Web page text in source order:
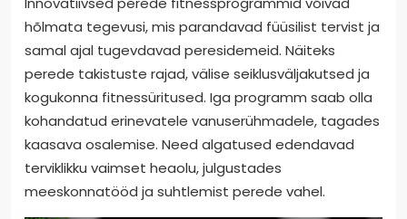
hõlmata tegevusi, mis parandavad füüsilist tervist ja
samal ajal tugevdavad peresidemeid. Näiteks
perede takistuste rajad, välise seiklusväljakutsed ja
kogukonna fitnessüritused. Iga programm saab olla
kohandatud erinevatele vanuserühmadele, tagades
kaasava osalemise. Need algatused edendavad
terviklikku vaimset heaolu, julgustades
meeskonnatööd ja suhtlemist perede vahel.